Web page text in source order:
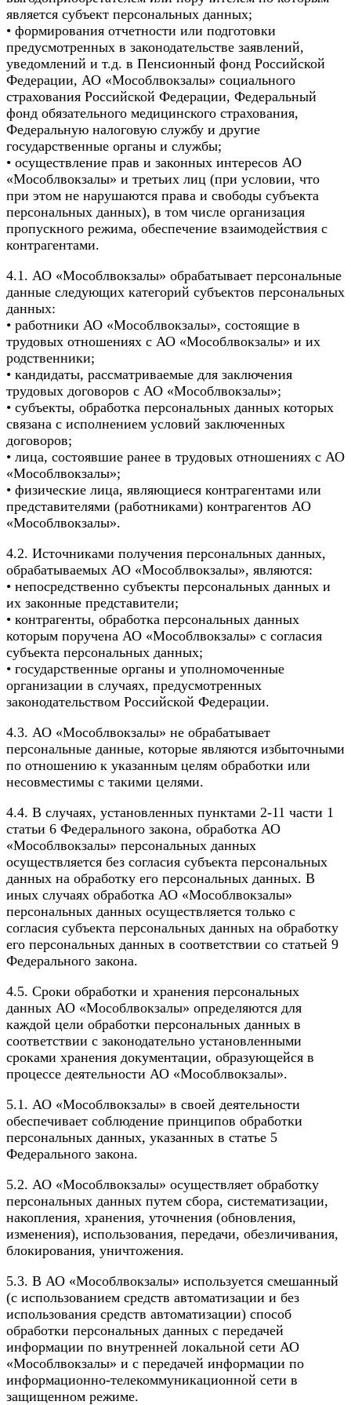
является субъект персональных данных;
• формирования отчетности или подготовки
предусмотренных в законодательстве заявлений,
уведомлений и т.д. в Пенсионный фонд Российской
Федерации, АО «Мособлвокзалы» социального
страхования Российской Федерации, Федеральный
фонд обязательного медицинского страхования,
Федеральную налоговую службу и другие
государственные органы и службы;
• осуществление прав и законных интересов АО
«Мособлвокзалы» и третьих лиц (при условии, что
при этом не нарушаются права и свободы субъекта
персональных данных), в том числе организация
пропускного режима, обеспечение взаимодействия с
контрагентами.
4.1. АО «Мособлвокзалы» обрабатывает персональные
данные следующих категорий субъектов персональных
данных:
• работники АО «Мособлвокзалы», состоящие в
трудовых отношениях с АО «Мособлвокзалы» и их
родственники;
• кандидаты, рассматриваемые для заключения
трудовых договоров с АО «Мособлвокзалы»;
• субъекты, обработка персональных данных которых
связана с исполнением условий заключенных
договоров;
• лица, состоявшие ранее в трудовых отношениях с АО
«Мособлвокзалы»;
• физические лица, являющиеся контрагентами или
представителями (работниками) контрагентов АО
«Мособлвокзалы».
4.2. Источниками получения персональных данных,
обрабатываемых АО «Мособлвокзалы», являются:
• непосредственно субъекты персональных данных и
их законные представители;
• контрагенты, обработка персональных данных
которым поручена АО «Мособлвокзалы» с согласия
субъекта персональных данных;
• государственные органы и уполномоченные
организации в случаях, предусмотренных
законодательством Российской Федерации.
4.3. АО «Мособлвокзалы» не обрабатывает
персональные данные, которые являются избыточными
по отношению к указанным целям обработки или
несовместимы с такими целями.
4.4. В случаях, установленных пунктами 2-11 части 1
статьи 6 Федерального закона, обработка АО
«Мособлвокзалы» персональных данных
осуществляется без согласия субъекта персональных
данных на обработку его персональных данных. В
иных случаях обработка АО «Мособлвокзалы»
персональных данных осуществляется только с
согласия субъекта персональных данных на обработку
его персональных данных в соответствии со статьей 9
Федерального закона.
4.5. Сроки обработки и хранения персональных
данных АО «Мособлвокзалы» определяются для
каждой цели обработки персональных данных в
соответствии с законодательно установленными
сроками хранения документации, образующейся в
процессе деятельности АО «Мособлвокзалы».
5.1. АО «Мособлвокзалы» в своей деятельности
обеспечивает соблюдение принципов обработки
персональных данных, указанных в статье 5
Федерального закона.
5.2. АО «Мособлвокзалы» осуществляет обработку
персональных данных путем сбора, систематизации,
накопления, хранения, уточнения (обновления,
изменения), использования, передачи, обезличивания,
блокирования, уничтожения.
5.3. В АО «Мособлвокзалы» используется смешанный
(с использованием средств автоматизации и без
использования средств автоматизации) способ
обработки персональных данных с передачей
информации по внутренней локальной сети АО
«Мособлвокзалы» и с передачей информации по
информационно-телекоммуникационной сети в
защищенном режиме.